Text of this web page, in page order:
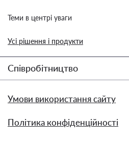
Теми в центрі уваги
Усі рішення і продукти
Співробітництво
Умови використання сайту
Політика конфіденційності